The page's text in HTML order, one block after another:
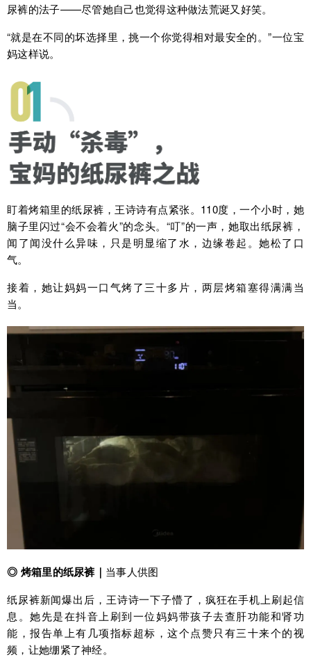
尿裤的法子——尽管她自己也觉得这种做法荒诞又好笑。
“就是在不同的坏选择里，挑一个你觉得相对最安全的。”一位宝
妈这样说。
盯着烤箱里的纸尿裤，王诗诗有点紧张。110度，一个小时，她
脑子里闪过“会不会着火”的念头。“叮”的一声，她取出纸尿裤，
闻了闻没什么异味，只是明显缩了水，边缘卷起。她松了口
气。
接着，她让妈妈一口气烤了三十多片，两层烤箱塞得满满当
当。
◎ 烤箱里的纸尿裤｜ 当事人供图
纸尿裤新闻爆出后，王诗诗一下子懵了，疯狂在手机上刷起信
息。她先是在抖音上刷到一位妈妈带孩子去查肝功能和肾功
能，报告单上有几项指标超标，这个点赞只有三十来个的视
频，让她绷紧了神经。